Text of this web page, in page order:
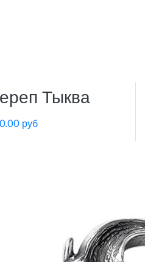
Тыква
руб